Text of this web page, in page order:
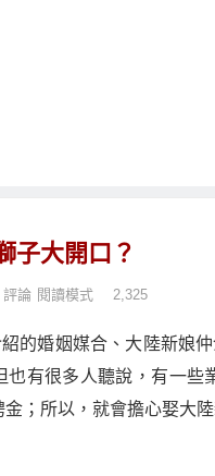
子大開口？
評論 2,325
閱讀模式
的婚姻媒合、大陸新娘
有很多人聽說，有一些
；所以，就會擔心娶大